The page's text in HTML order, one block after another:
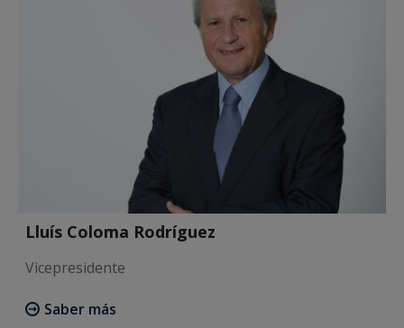
Lluís Coloma Rodríguez
Vicepresidente
Saber más